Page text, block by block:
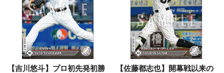
【吉川悠斗】プロ初先発初勝
【佐藤都志也】開幕戦以来の